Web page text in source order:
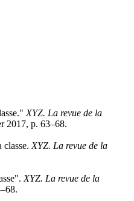
XYZ. La revue de la
2017, p. 63–68.
XYZ. La revue de la
XYZ. La revue de la